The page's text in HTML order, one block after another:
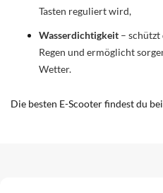
Tasten reguliert wird,
Wasserdichtigkeit – schützt
Regen und ermöglicht
Wetter.
Die besten E-Scooter findest du